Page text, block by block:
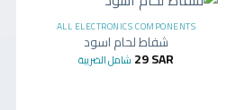
ALL ELECTRONICS COMPONENTS
شفاط لحام اسود
29SAR شامل الضريبة